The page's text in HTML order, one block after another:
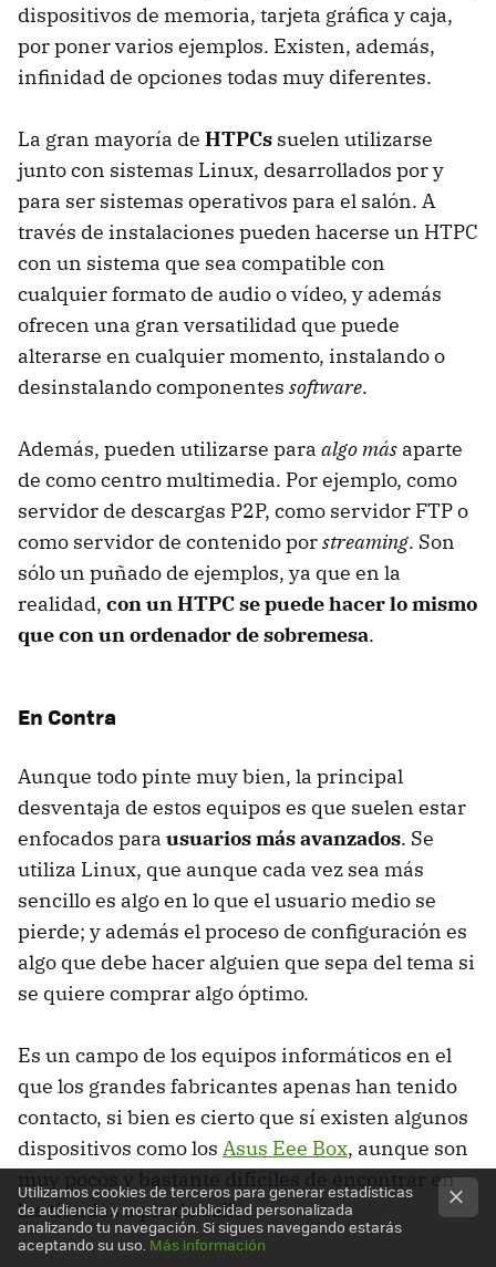
dispositivos de memoria, tarjeta gráfica y caja,
por poner varios ejemplos. Existen, además,
infinidad de opciones todas muy diferentes.
La gran mayoría de HTPCs suelen utilizarse
junto con sistemas Linux, desarrollados por y
para ser sistemas operativos para el salón. A
través de instalaciones pueden hacerse un HTPC
con un sistema que sea compatible con
cualquier formato de audio o vídeo, y además
ofrecen una gran versatilidad que puede
alterarse en cualquier momento, instalando o
desinstalando componentes software.
Además, pueden utilizarse para algo más aparte
de como centro multimedia. Por ejemplo, como
servidor de descargas P2P, como servidor FTPo
como servidor de contenido porstreaming. Son
sólo un puñado de ejemplos, ya que en la
realidad, con unHTPCse puede hacer lo mismo
que con un ordenador de sobremesa.
En Contra
Aunque todo pinte muy bien, la principal
desventaja de estos equipos es que suelen estar
enfocados para usuarios más avanzados. Se
utiliza Linux, que aunque cada vez sea más
sencillo es algo en lo que el usuario medio se
pierde; y además el proceso de configuración es
algo que debe hacer alguien que sepa del tema si
se quiere comprar algo óptimo.
Es un campo de los equipos informáticos en el
que los grandes fabricantes apenas han tenido
contacto, si bien es cierto que sí existen algunos
dispositivos como los Asus Eee Box, aunque son
muy pocos y bastante difíciles de encontrar en
las tiendas a pie de calle.
Utilizamos cookies de terceros para generar estadísticas
de audiencia y mostrar publicidad personalizada
analizando tu navegación. Si sigues navegando estarás
aceptando su uso. Más información